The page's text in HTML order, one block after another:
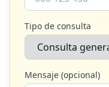
Tipo de consulta
Mensaje (opcional)